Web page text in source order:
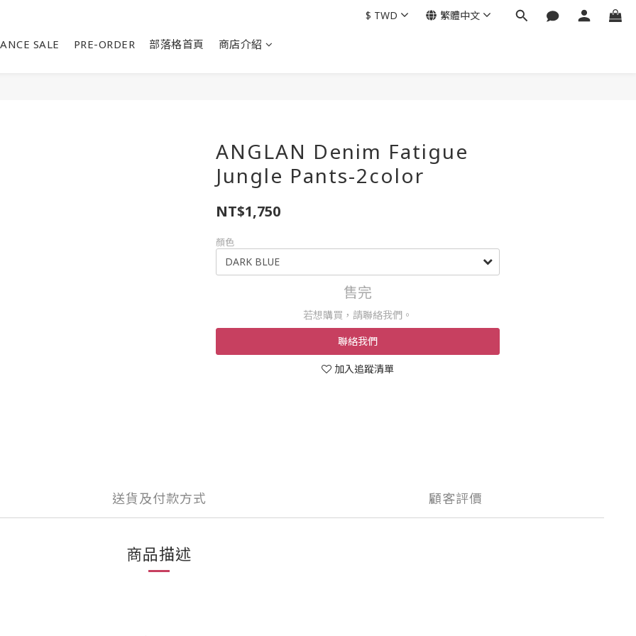
SALE PRE-ORDER 部落格首頁 商店介紹
$ TWD 繁體中文
ANGLAN Denim Fatigue
Jungle Pants-2color
NT$1,750
顏色
售完
若想購買，請聯絡我們。
聯絡我們
加入追蹤清單
送貨及付款方式 顧客評價
商品描述